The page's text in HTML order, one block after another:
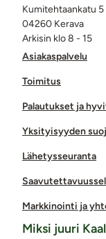
Asiakaspalvelu
Toimitus
Palautukset ja
Yksityisyyden
Lähetysseuranta
Markkinointi ja
Kumitehtaankatu 5
04260 Kerava
Arkisin klo 8 - 15
Miksi juuri